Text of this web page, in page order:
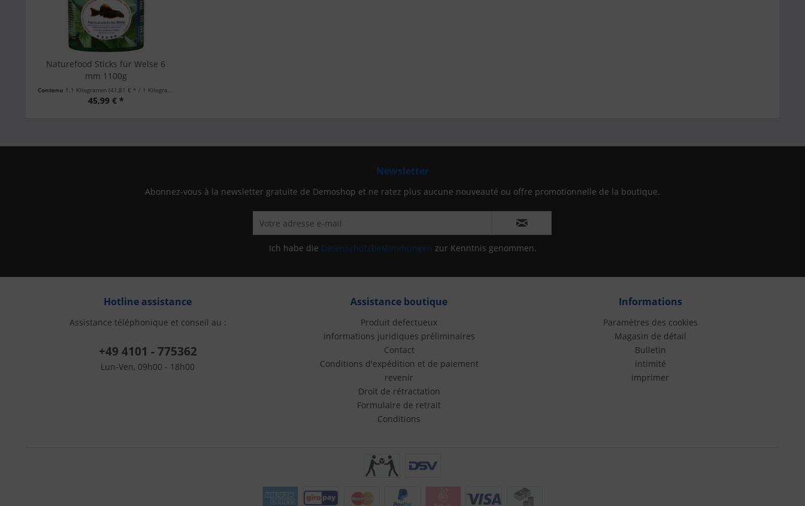
Naturefood Sticks für Welse 6
mm 1100g
Contenu 1.1 Kilogramm (41,81 € * / 1 Kilogramm)
45,99 € *
Hotline assistance
Assistance téléphonique et conseil au :
+49 4101 - 775362
Lun-Ven, 09h00 - 18h00
Assistance boutique
Produit defectueux
informations juridiques préliminaires
Contact
Conditions d'expédition et de paiement
revenir
Droit de rétractation
Formulaire de retrait
Conditions
Informations
Paramètres des cookies
Magasin de détail
Bulletin
intimité
imprimer
Newsletter
Abonnez-vous à la newsletter gratuite de Demoshop et ne ratez plus aucune nouveauté ou offre promotionnelle de la boutique.
Ich habe die Datenschutzbestimmungen zur Kenntnis genommen.